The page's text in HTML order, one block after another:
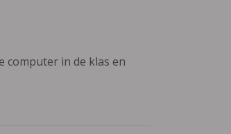
computer in de klas en